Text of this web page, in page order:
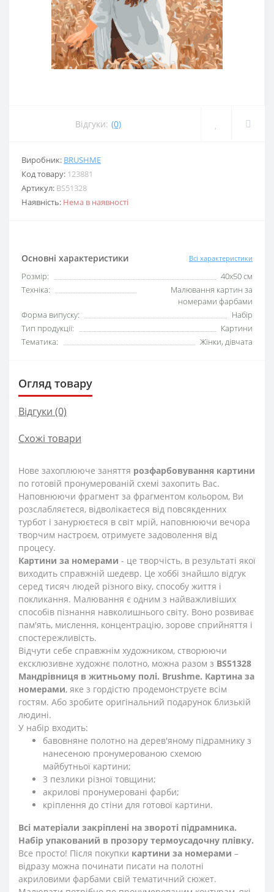
Відгуки: (0)
Виробник: BRUSHME
Код товару: 123881
Артикул: BS51328
Наявність: Нема в наявності
Основні характеристики Всі характеристики
Розмір:
40x50 см
Техніка:
Малювання картин за
номерами фарбами
Форма випуску:
Набір
Тип продукції:
Картини
Тематика:
Жінки, дівчата
Огляд товару
Відгуки (0)
Схожі товари
Нове захоплююче заняття розфарбовування картини
по готовій пронумерованій схемі захопить Вас.
Наповнюючи фрагмент за фрагментом кольором, Ви
розслабляєтеся, відволікаєтеся від повсякденних
турбот і занурюєтеся в світ мрій, наповнюючи вечора
творчим настроєм, отримуєте задоволення від
процесу.
Картини за номерами - це творчість, в результаті якої
виходить справжній шедевр. Це хоббі знайшло відгук
серед тисяч людей різного віку, способу життя і
покликання. Малювання є одним з найважливіших
способів пізнання навколишнього світу. Воно розвиває
пам'ять, мислення, концентрацію, зорове сприйняття і
спостережливість.
Відчути себе справжнім художником, створюючи
ексклюзивне художнє полотно, можна разом з BS51328
Мандрівниця в житньому полі. Brushme. Картина за
номерами, яке з гордістю продемонструєте всім
гостям. Або зробите оригінальний подарунок близькій
людині.
У набір входить:
бавовняне полотно на дерев'яному підрамнику з
нанесеною пронумерованою схемою
майбутньої картини;
3 пезлики різної товщини;
акрилові пронумеровані фарби;
кріплення до стіни для готової картини.
Всі матеріали закріплені на звороті підрамника.
Набір упакований в прозору термоусадочну плівку.
Все просто! Після покупки картини за номерами –
відразу можна починати писати на полотні
акриловими фарбами свій тематичний сюжет.